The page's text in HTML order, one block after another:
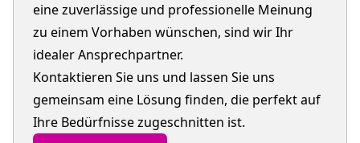
eine zuverlässige und professionelle Meinung
zu einem Vorhaben wünschen, sind wir Ihr
idealer Ansprechpartner.
Kontaktieren Sie uns und lassen Sie uns
gemeinsam eine Lösung finden, die perfekt auf
Ihre Bedürfnisse zugeschnitten ist.